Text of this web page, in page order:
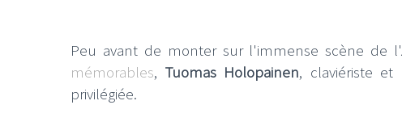
Peu avant de monter sur l'immense scène de l'
mémorables, Tuomas Holopainen, claviériste et
privilégiée.